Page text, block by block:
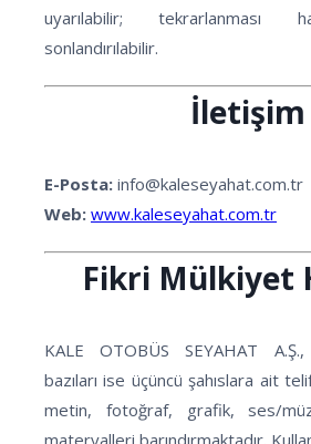
uyarılabilir; tekrarlanması
sonlandırılabilir.
İletişim
E-Posta: info@kaleseyahat.com.tr
Web: www.kaleseyahat.com.tr
Fikri Mülkiyet
KALE OTOBÜS SEYAHAT
bazıları ise üçüncü şahıslara ait
metin, fotoğraf, grafik, ses/
materyalleri barındırmaktadır.